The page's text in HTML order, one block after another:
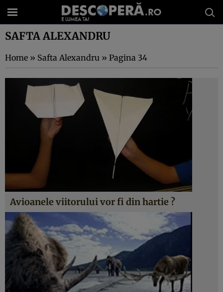
SAFTA ALEXANDRU
Home » Safta Alexandru » Pagina 34
Avioanele viitorului vor fi din hartie ?